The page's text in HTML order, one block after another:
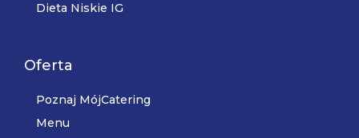
Dieta Niskie IG
Oferta
Poznaj MójCatering
Menu